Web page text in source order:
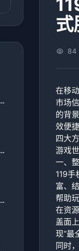
式
84
在移
市场
的背
效便
四大
游戏
一、
119
富、
帮助
在资
盖面
现“最
同时